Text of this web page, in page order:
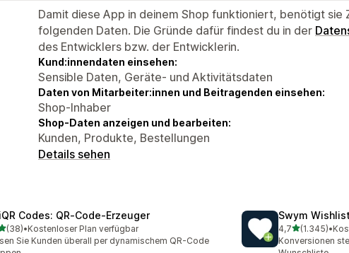
Damit diese App in deinem Shop funktioniert, benötigt sie
folgenden Daten. Die Gründe dafür findest du in der
des Entwicklers bzw. der Entwicklerin.
Kund:innendaten einsehen:
Sensible Daten, Geräte- und Aktivitätsdaten
Daten von Mitarbeiter:innen und Beitragenden einsehen:
Shop-Inhaber
Shop-Daten anzeigen und bearbeiten:
Kunden, Produkte, Bestellungen
Details sehen
Codes: QR‑Code‑Erzeuger
5 Sternen
(38) insgesamt
•Kostenloser Plan verfügbar
Sie Kunden überall per dynamischem QR-Code
Swym
4,7von 5 Sternen
(1.345)
1345 •
Konversionen